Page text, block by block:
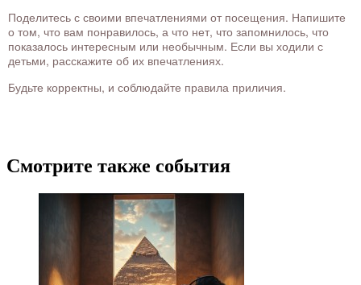
Поделитесь с своими впечатлениями от посещения. Напишите
о том, что вам понравилось, а что нет, что запомнилось, что
показалось интересным или необычным. Если вы ходили с
детьми, расскажите об их впечатлениях.
Будьте корректны, и соблюдайте правила приличия.
Смотрите также события